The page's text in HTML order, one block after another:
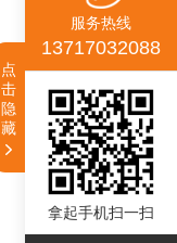
服务热线
13717032088
拿起手机扫一扫
点
击
隐
藏